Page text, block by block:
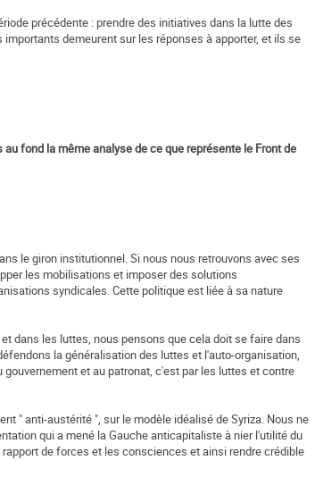
précédente : prendre des initiatives dans la lutte des
demeurent sur les réponses à apporter, et ils se
fond la même analyse de ce que représente le Front de
le giron institutionnel. Si nous nous retrouvons avec ses
les mobilisations et imposer des solutions
syndicales. Cette politique est liée à sa nature
dans les luttes, nous pensons que cela doit se faire dans
la généralisation des luttes et l'auto-organisation,
et au patronat, c'est par les luttes et contre
" anti-austérité ", sur le modèle idéalisé de Syriza. Nous ne
qui a mené la Gauche anticapitaliste à nier l'utilité du
de forces et les consciences et ainsi rendre crédible